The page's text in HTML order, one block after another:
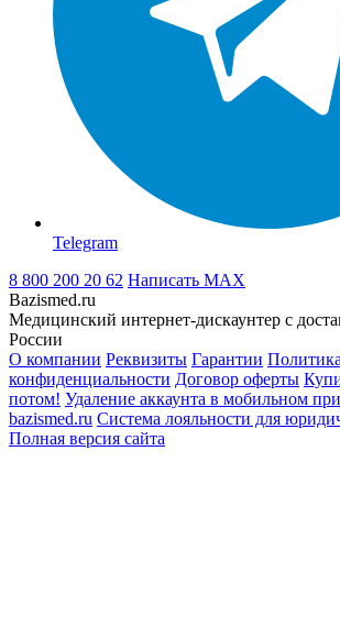
Telegram
8 800 200 20 62 Написать MAX
Bazismed.ru
Медицинский интернет-дискаунтер с
России
О компании Реквизиты Гарантии Политика
конфиденциальности Договор оферты
потом! Удаление аккаунта в мобильном
bazismed.ru Система лояльности для
Полная версия сайта